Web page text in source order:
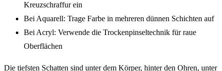
Kreuzschraffur ein
Bei Aquarell: Trage Farbe in mehreren dünnen Schichten auf
Bei Acryl: Verwende die Trockenpinseltechnik für raue
Oberflächen
Die tiefsten Schatten sind unter dem Körper, hinter den Ohren, unter